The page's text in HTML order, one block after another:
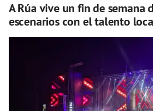
A Rúa vive un fin de semana
escenarios con el talento